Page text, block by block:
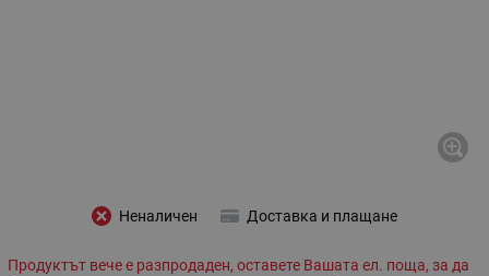
Неналичен Доставка и плащане
Продуктът вече е разпродаден, оставете Вашата ел. поща, за да